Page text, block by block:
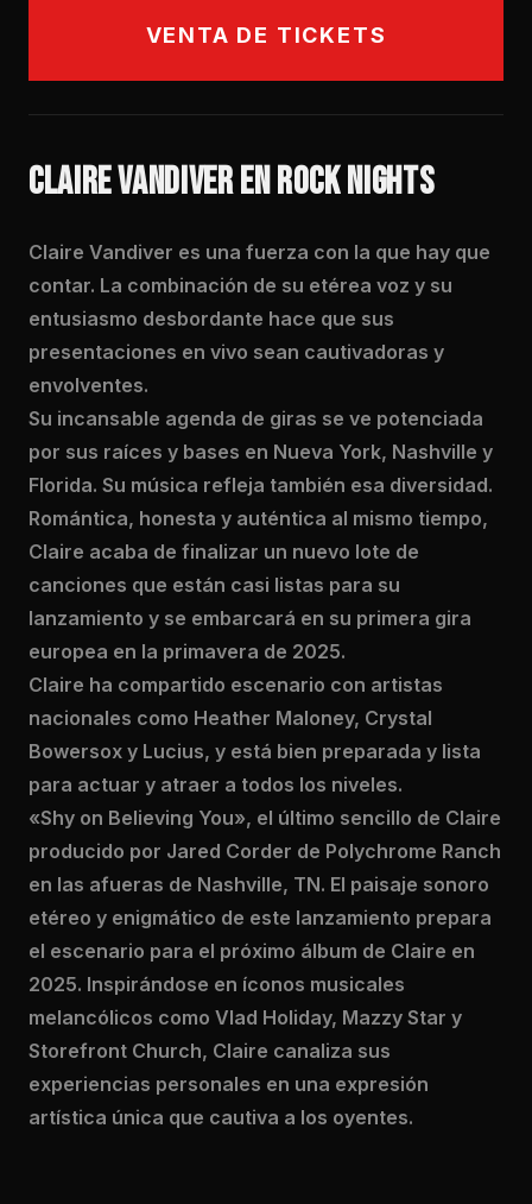
VENTA DE TICKETS
CLAIRE VANDIVER EN ROCK NIGHTS
Claire Vandiver es una fuerza con la que hay que
contar. La combinación de su etérea voz y su
entusiasmo desbordante hace que sus
presentaciones en vivo sean cautivadoras y
envolventes.
Su incansable agenda de giras se ve potenciada
por sus raíces y bases en Nueva York, Nashville y
Florida. Su música refleja también esa diversidad.
Romántica, honesta y auténtica al mismo tiempo,
Claire acaba de finalizar un nuevo lote de
canciones que están casi listas para su
lanzamiento y se embarcará en su primera gira
europea en la primavera de 2025.
Claire ha compartido escenario con artistas
nacionales como Heather Maloney, Crystal
Bowersox y Lucius, y está bien preparada y lista
para actuar y atraer a todos los niveles.
«Shy on Believing You», el último sencillo de Claire
producido por Jared Corder de Polychrome Ranch
en las afueras de Nashville, TN. El paisaje sonoro
etéreo y enigmático de este lanzamiento prepara
el escenario para el próximo álbum de Claire en
2025. Inspirándose en íconos musicales
melancólicos como Vlad Holiday, Mazzy Star y
Storefront Church, Claire canaliza sus
experiencias personales en una expresión
artística única que cautiva a los oyentes.